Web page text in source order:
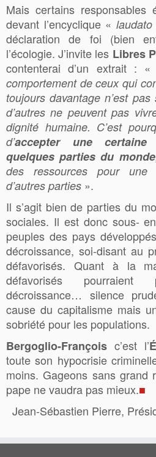
Mais certains responsables
devant l’encyclique «
déclaration de foi (bien
l’écologie. J’invite les Libres
contenterai d’un extrait :
comportement de ceux qui
toujours davantage n’est
d’autres ne peuvent pas
dignité humaine. C’est
d’accepter une certaine
quelques parties du monde
des ressources pour une
d’autres parties ».
Il s’agit bien de parties du
sociales. Il est donc sous-
peuples des pays
décroissance, soi-disant au
défavorisés. Quant à la
défavorisés
décroissance… silence
cause du capitalisme mais
sobriété pour les populations.
Bergoglio-François c’est l’
toute son hypocrisie
moins. Gageons sans grand
pape ne vaudra pas mieux.■
Jean-Sébastien Pierre,